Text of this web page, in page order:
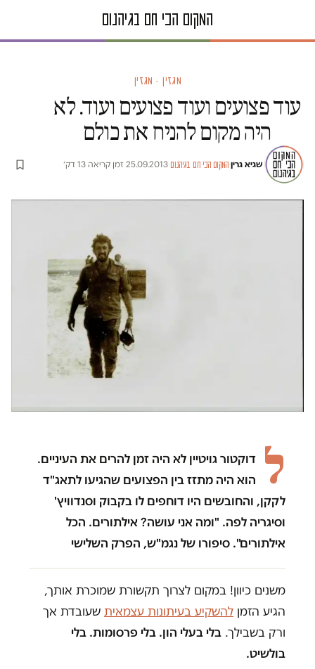
מגזין · מגזין
עוד פצועים ועוד פצועים ועוד. לא
היה מקום להניח את כולם
שגיא גרין·המקום הכי חם בגיהנום·
25.09.2013
·זמן קריאה 13 דק׳
ל דוקטור גויטיין לא היה זמן להרים את העיניים.
הוא היה מתזז בין הפצועים שהגיעו לתאג"ד
לקקן, והחובשים היו דוחפים לו בקבוק וסנדוויץ'
וסיגריה לפה. "ומה אני עושה? אילתורים. הכל
אילתורים". סיפורו של נגמ"ש, הפרק השלישי
משנים כיוון! במקום לצרוך תקשורת שמוכרת אותך,
הגיע הזמן להשקיע בעיתונות עצמאית שעובדת אך
ורק בשבילך. בלי בעלי הון. בלי פרסומות. בלי
בולשיט.